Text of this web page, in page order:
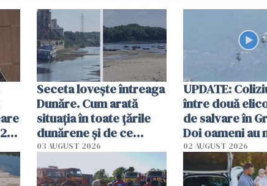
Seceta lovește întreaga
Dunăre. Cum arată
situația în toate țările
dunărene și de ce
România resimte
efectele, deși a plouat
în iulie
03 AUGUST 2026
UPDATE:
între două
de salvare în
Doi oameni au
02 AUGUST 2026